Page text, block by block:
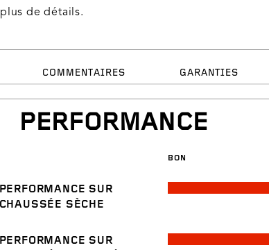
de détails.
COMMENTAIRES GARANTIES
PERFORMANCE
BON
PERFORMANCE SUR
CHAUSSÉE SÈCHE
PERFORMANCE SUR